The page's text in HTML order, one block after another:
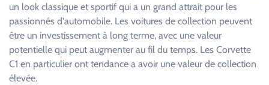
m
d
un look classique et sportif qui a un grand attrait pour les
passionnés d'automobile. Les voitures de collection peuvent
être un investissement à long terme, avec une valeur
potentielle qui peut augmenter au fil du temps. Les Corvette
C1 en particulier ont tendance a avoir une valeur de collection
élevée.